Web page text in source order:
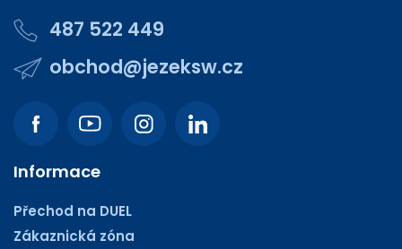
487 522 449
obchod@jezeksw.cz
Informace
Přechod na DUEL
Zákaznická zóna